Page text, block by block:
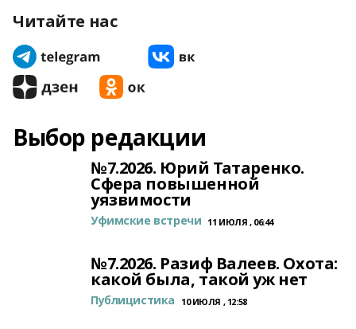
Читайте нас
Выбор редакции
№7.2026. Юрий Татаренко.
Сфера повышенной
уязвимости
Уфимские встречи 11 ИЮЛЯ , 06:44
№7.2026. Разиф Валеев. Охота:
какой была, такой уж нет
Публицистика 10 ИЮЛЯ , 12:58